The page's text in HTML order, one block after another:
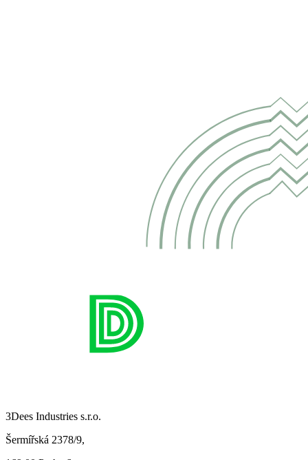
3Dees Industries s.r.o.
Šermířská 2378/9,